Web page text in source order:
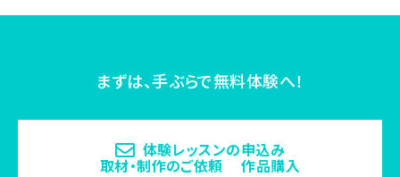
まずは、手ぶらで無料体験へ！
体験レッスンの申込み
取材・制作のご依頼 作品購入